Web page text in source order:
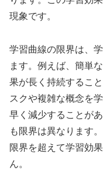
現象です。
学習曲線の限界は、
ます。例えば、簡単
果が長く持続するこ
スクや複雑な概念を
早く減少することが
も限界は異なります
限界を超えて学習効
ん。